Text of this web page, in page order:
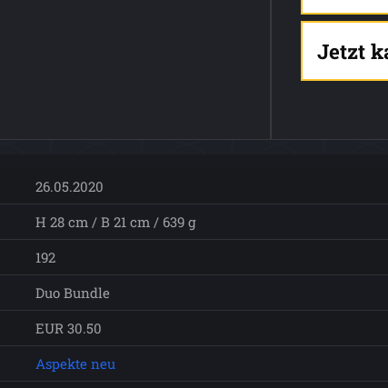
Jetzt
26.05.2020
H 28 cm / B 21 cm / 639 g
192
Duo Bundle
EUR 30.50
Aspekte neu